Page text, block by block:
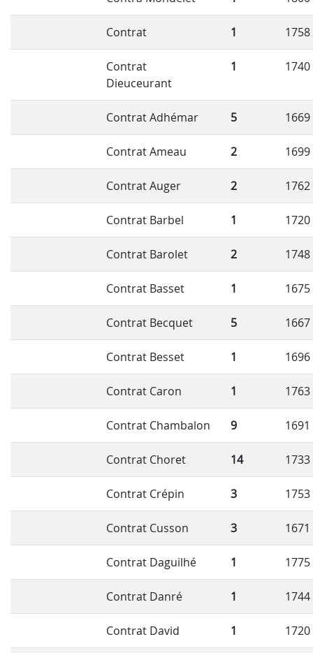
Contrat 1 1758
Contrat
Dieuceurant
1 1740
Contrat Adhémar 5 1669
Contrat Ameau 2 1699
Contrat Auger 2 1762
Contrat Barbel 1 1720
Contrat Barolet 2 1748
Contrat Basset 1 1675
Contrat Becquet 5 1667
Contrat Besset 1 1696
Contrat Caron 1 1763
Contrat Chambalon 9 1691
Contrat Choret 14 1733
Contrat Crépin 3 1753
Contrat Cusson 3 1671
Contrat Daguilhé 1 1775
Contrat Danré 1 1744
Contrat David 1 1720